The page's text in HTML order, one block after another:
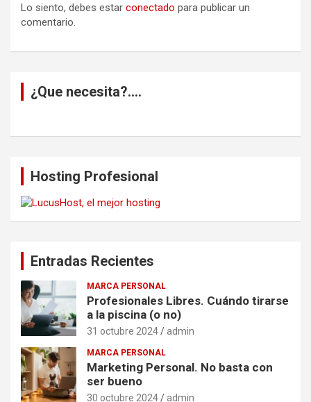
Lo siento, debes estar conectado para publicar un
comentario.
¿Que necesita?….
Hosting Profesional
Entradas Recientes
MARCA PERSONAL
Profesionales Libres. Cuándo tirarse
a la piscina (o no)
31 octubre 2024 admin
MARCA PERSONAL
Marketing Personal. No basta con
ser bueno
30 octubre 2024 admin